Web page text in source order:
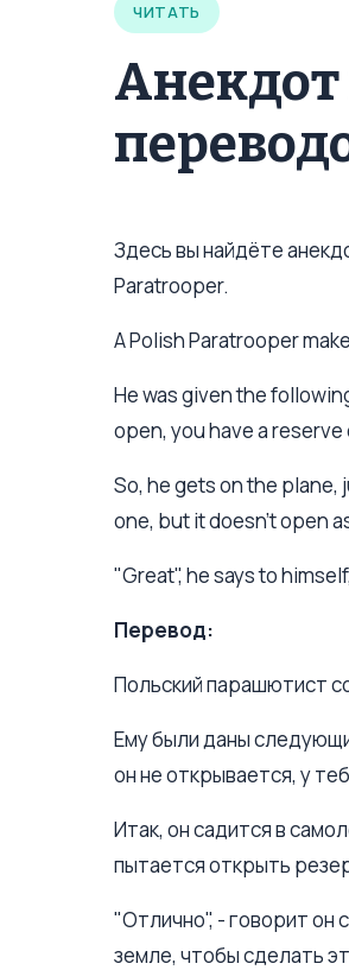
ЧИТАТЬ
Анекдот
Здесь вы найдёте
Paratrooper.
A Polish Paratrooper
He was given the
open, you have a
So, he gets on the
one, but it doesn't open
"Great", he says to
Перевод:
Польский парашютист
Ему были даны
он не открывается, у
Итак, он садится в
пытается открыть
"Отлично", - говорит он
земле, чтобы сделать